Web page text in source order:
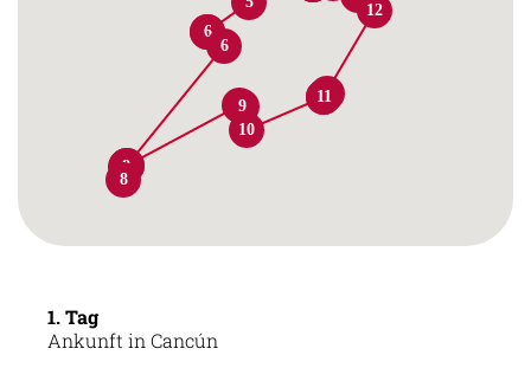
5
6
6
7
8
8
8
9
9
10
10
11
11
12
1. Tag
Ankunft in Cancún